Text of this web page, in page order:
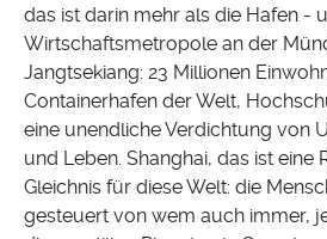
das ist darin mehr als die Hafen -
Wirtschaftsmetropole an der
Jangtsekiang: 23 Millionen
Containerhafen der Welt,
eine unendliche Verdichtung von
und Leben. Shanghai, das ist eine
Gleichnis für diese Welt: die
gesteuert von wem auch immer,